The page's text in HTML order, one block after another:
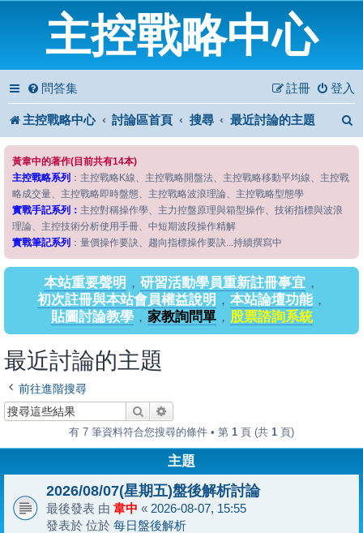
主控戰略中心
問答集 登入
註冊
主控戰略中心 討論區首頁 搜尋 最近討論的主題
黃韋中的著作(目前共有14本)
主控戰略系列 ：主控戰略K線、主控戰略開盤法、主控戰略移動平均線、主控戰
略成交量、主控戰略即時盤態、主控戰略波浪理論、主控戰略型態學
實戰手記系列： 主控對稱操作學、主力控盤原理與箱型操作、技術指標與波浪
理論、主控技術分析使用手冊、中短期波段操作精解
實戰筆記系列 ：量價操作要訣、趨向指標操作要訣...持續撰寫中
本站重要聲明 ， 研習活動學員重新註冊事宜 ，
初次註冊與本站會員權益說明 ， 本站論壇功能，
貼圖討論教學， 家教詢問單， 股票諮詢系統
最近討論的主題
前往進階搜尋
搜尋
有 7 筆資料符合您搜尋的條件 • 第 1 頁 (共 1 頁)
主題
2026/08/07(星期五)盤後解析討論
最後發表 由 韋中 « 2026-08-07, 15:55
發表於 位於 每日盤後解析